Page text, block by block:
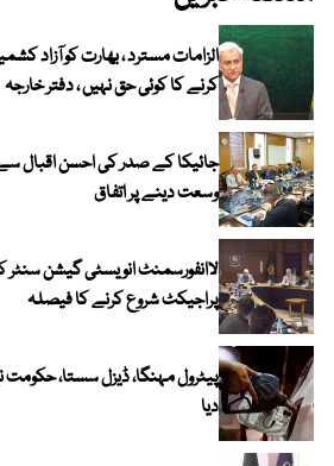
الزامات مسترد ، بھارت کو آزاد
کرنے کا کوئی حق نہیں ، دفتر خارجہ
جائیکا کے صدر کی احسن اقبال سے
وسعت دینے پر اتفاق
لاانفورسمنٹ انویسٹی گیشن
پراجیکٹ شروع کرنے کا فیصلہ
پیٹرول مہنگا، ڈیزل سستا، حکومت
دیا